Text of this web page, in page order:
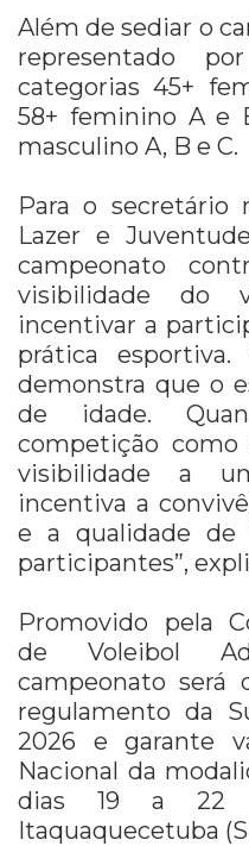
Além de sediar o
representado
categorias 45+
58+ feminino A e
masculino A, B e C.
Para o secretário
Lazer e
campeonato
visibilidade do
incentivar a
prática esportiva.
demonstra que o
de idade.
competição como
visibilidade a
incentiva a
e a qualidade de
participantes”,
Promovido pela
de Voleibol
campeonato será
regulamento da
2026 e garante
Nacional da
dias 19 a 22
Itaquaquecetuba